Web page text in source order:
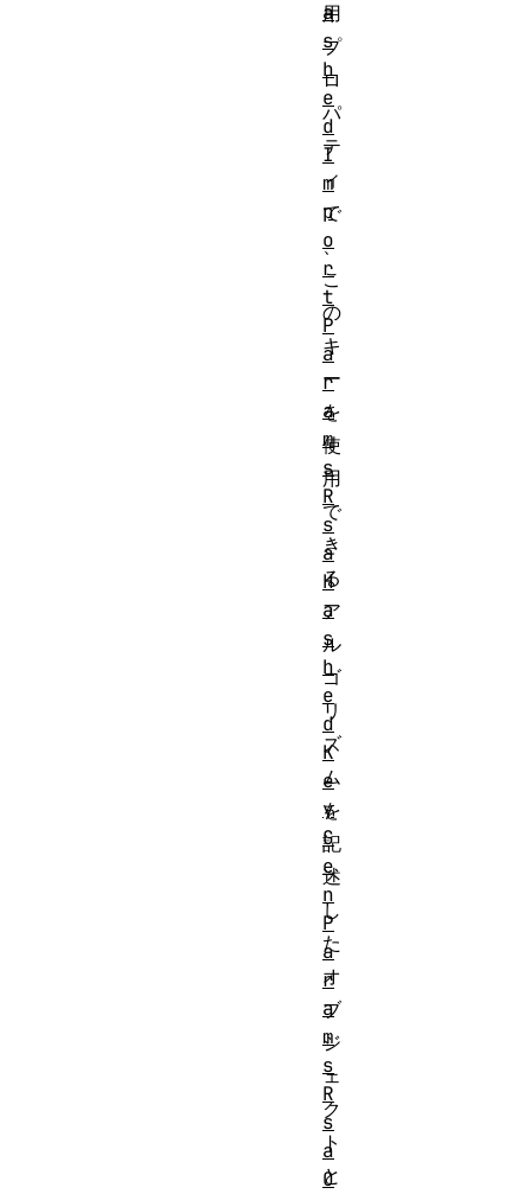
用
プ
ロ
パ
テ
ィ
で
、
こ
の
キ
ー
を
使
用
で
き
る
ア
ル
ゴ
リ
ズ
ム
を
記
述
し
た
オ
ブ
ジ
ェ
ク
ト
と
a
s
h
e
d
I
m
p
o
r
t
P
a
r
a
m
s
R
s
a
H
a
s
h
e
d
K
e
y
G
e
n
P
a
r
a
m
s
R
s
a
O